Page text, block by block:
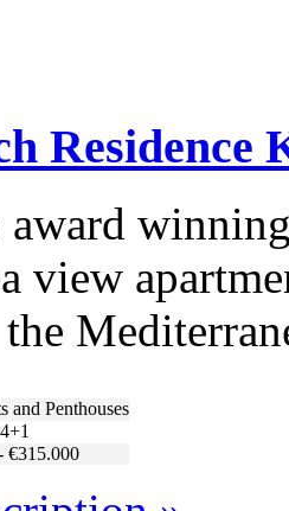
award
view
and Penthouses
€315.000